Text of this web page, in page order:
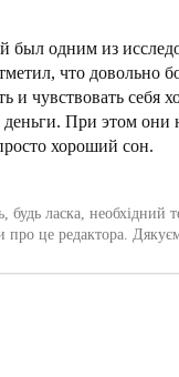
был одним из
что довольно
и чувствовать себя
деньги. При этом они
хороший сон.
ласка, необхідний
про це редактора.